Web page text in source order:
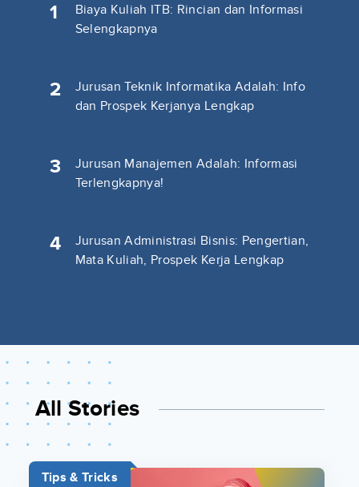
1
Biaya Kuliah ITB: Rincian dan Informasi
Selengkapnya
2
Jurusan Teknik Informatika Adalah: Info
dan Prospek Kerjanya Lengkap
3
Jurusan Manajemen Adalah: Informasi
Terlengkapnya!
4
Jurusan Administrasi Bisnis: Pengertian,
Mata Kuliah, Prospek Kerja Lengkap
All Stories
Tips & Tricks